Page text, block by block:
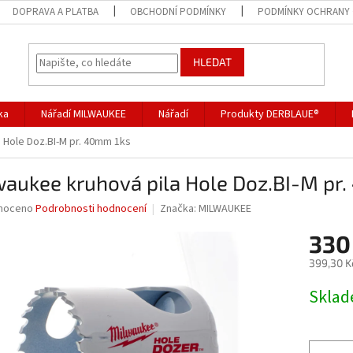
DOPRAVA A PLATBA OBCHODNÍ PODMÍNKY PODMÍNKY OCHRANY
HLEDAT
Nářadí MILWAUKEE Nářadí Produkty DERBLAUE®
Doz.BI-M pr. 40mm 1ks
kruhová pila Hole Doz.BI-M pr.
Podrobnosti hodnocení Značka: MILWAUKEE
399,30
cena: